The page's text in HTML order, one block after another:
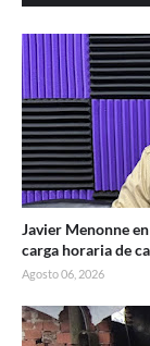
Javier Menonne
carga horaria de
Agosto 06, 2026